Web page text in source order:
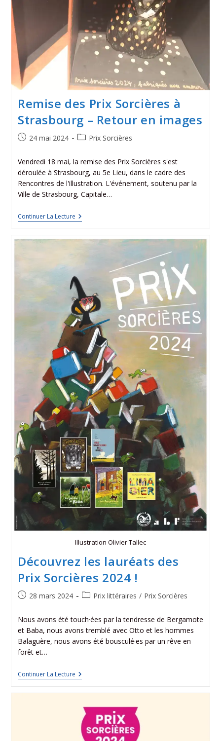
Remise des Prix Sorcières à
Strasbourg – Retour en images
24 mai 2024 Prix Sorcières
Vendredi 18 mai, la remise des Prix Sorcières s'est
déroulée à Strasbourg, au 5e Lieu, dans le cadre des
Rencontres de l'illustration. L'événement, soutenu par la
Ville de Strasbourg, Capitale…
Continuer La Lecture
Illustration Olivier Tallec
Découvrez les lauréats des
Prix Sorcières 2024 !
28 mars 2024 Prix littéraires / Prix Sorcières
Nous avons été touch·ées par la tendresse de Bergamote
et Baba, nous avons tremblé avec Otto et les hommes
Balaguère, nous avons été bousculé·es par un rêve en
forêt et…
Continuer La Lecture